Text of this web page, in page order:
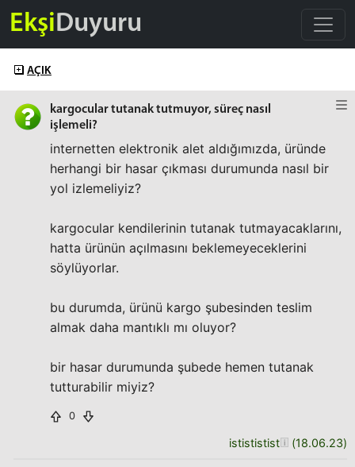
EkşiDuyuru
AÇIK
kargocular tutanak tutmuyor, süreç nasıl
işlemeli?
internetten elektronik alet aldığımızda, üründe
herhangi bir hasar çıkması durumunda nasıl bir
yol izlemeliyiz?
kargocular kendilerinin tutanak tutmayacaklarını,
hatta ürünün açılmasını beklemeyeceklerini
söylüyorlar.
bu durumda, ürünü kargo şubesinden teslim
almak daha mantıklı mı oluyor?
bir hasar durumunda şubede hemen tutanak
tutturabilir miyiz?
0
istististist (18.06.23)